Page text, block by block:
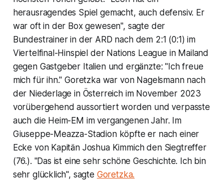
herausragendes Spiel gemacht, auch defensiv. Er
war oft in der Box gewesen", sagte der
Bundestrainer in der ARD nach dem 2:1 (0:1) im
Viertelfinal-Hinspiel der Nations League in Mailand
gegen Gastgeber Italien und ergänzte: "Ich freue
mich für ihn." Goretzka war von Nagelsmann nach
der Niederlage in Österreich im November 2023
vorübergehend aussortiert worden und verpasste
auch die Heim-EM im vergangenen Jahr. Im
Giuseppe-Meazza-Stadion köpfte er nach einer
Ecke von Kapitän Joshua Kimmich den Siegtreffer
(76.). "Das ist eine sehr schöne Geschichte. Ich bin
sehr glücklich", sagte Goretzka.